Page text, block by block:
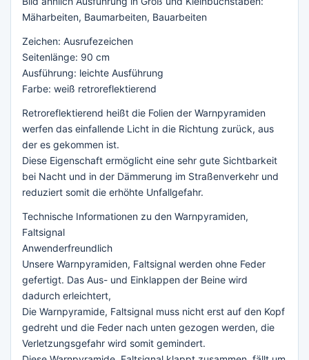
Mäharbeiten, Baumarbeiten, Bauarbeiten
Zeichen: Ausrufezeichen
Seitenlänge: 90 cm
Ausführung: leichte Ausführung
Farbe: weiß retroreflektierend
Retroreflektierend heißt die Folien der Warnpyramiden
werfen das einfallende Licht in die Richtung zurück, aus
der es gekommen ist.
Diese Eigenschaft ermöglicht eine sehr gute Sichtbarkeit
bei Nacht und in der Dämmerung im Straßenverkehr und
reduziert somit die erhöhte Unfallgefahr.
Technische Informationen zu den Warnpyramiden,
Faltsignal
Anwenderfreundlich
Unsere Warnpyramiden, Faltsignal werden ohne Feder
gefertigt. Das Aus- und Einklappen der Beine wird
dadurch erleichtert,
Die Warnpyramide, Faltsignal muss nicht erst auf den Kopf
gedreht und die Feder nach unten gezogen werden, die
Verletzungsgefahr wird somit gemindert.